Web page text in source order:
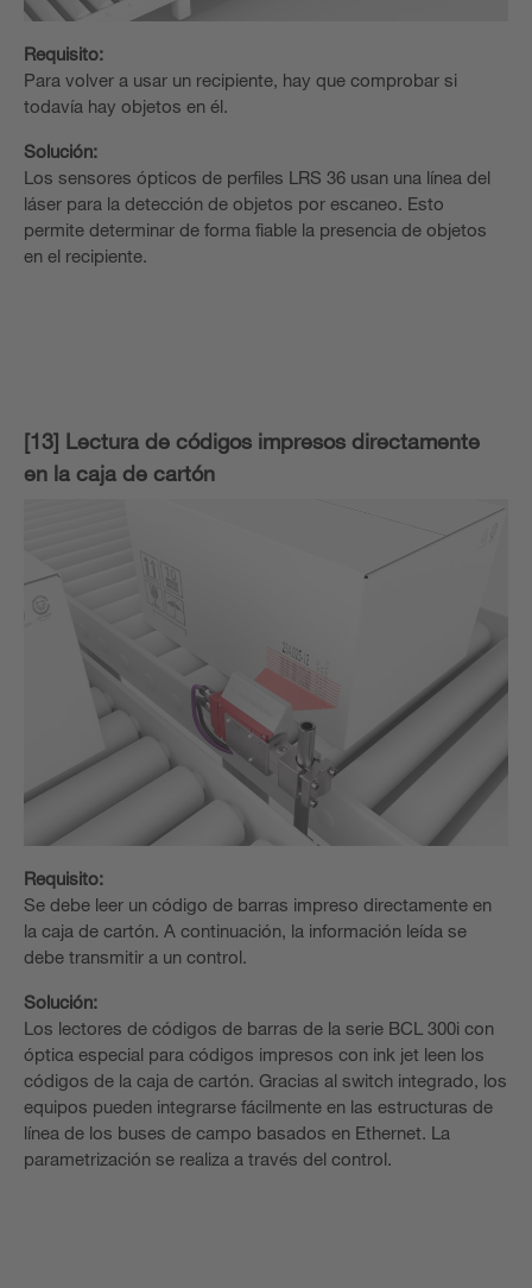
Requisito:
Para volver a usar un recipiente, hay que comprobar si
todavía hay objetos en él.
Solución:
Los sensores ópticos de perfiles LRS 36 usan una línea del
láser para la detección de objetos por escaneo. Esto
permite determinar de forma fiable la presencia de objetos
en el recipiente.
[13] Lectura de códigos impresos directamente
en la caja de cartón
Requisito:
Se debe leer un código de barras impreso directamente en
la caja de cartón. A continuación, la información leída se
debe transmitir a un control.
Solución:
Los lectores de códigos de barras de la serie BCL 300i con
óptica especial para códigos impresos con ink jet leen los
códigos de la caja de cartón. Gracias al switch integrado, los
equipos pueden integrarse fácilmente en las estructuras de
línea de los buses de campo basados en Ethernet. La
parametrización se realiza a través del control.